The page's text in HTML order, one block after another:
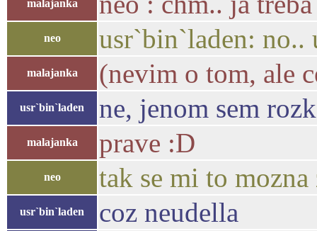
malajanka
neo usr`bin`laden: no..
malajanka (nevim o tom, ale
usr`bin`laden ne, jenom sem
malajanka prave :D
neo tak se mi to mozna
usr`bin`laden coz neudella